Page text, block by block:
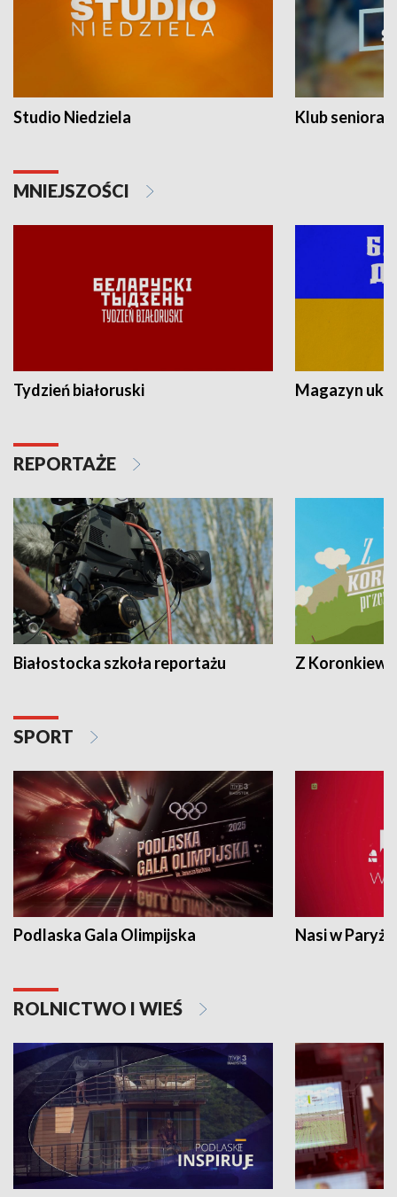
Studio Niedziela Klub seniora
MNIEJSZOŚCI
Tydzień białoruski Magazyn
REPORTAŻE
Białostocka szkoła reportażu Z
SPORT
Podlaska Gala Olimpijska Nasi w Paryżu
ROLNICTWO I WIEŚ